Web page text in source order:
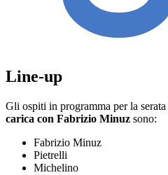
Line-up
Gli ospiti in programma per la serata
carica con Fabrizio Minuz sono:
Fabrizio Minuz
Pietrelli
Michelino